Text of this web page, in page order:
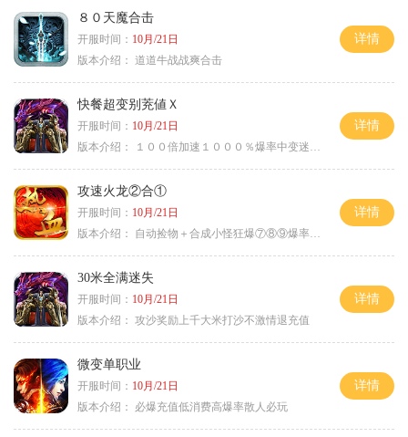
８０天魔合击
开服时间： 10月/21日
版本介绍： 道道牛战战爽合击
详情
快餐超变别茺値Ｘ
开服时间： 10月/21日
版本介绍：
１００倍加速１０００％爆率中变迷失单职
详情
攻速火龙②合①
开服时间： 10月/21日
版本介绍：
自动捡物＋合成小怪狂爆⑦⑧⑨爆率+９
详情
30米全满迷失
开服时间： 10月/21日
版本介绍： 攻沙奖励上千大米打沙不激情退充值
详情
微变单职业
开服时间： 10月/21日
版本介绍：
必爆充值低消费高爆率散人必玩
详情